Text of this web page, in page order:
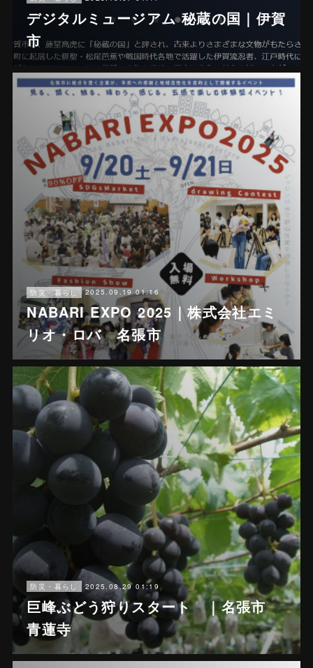
デジタルミュージアム 秘蔵の国｜伊賀
市
防災・暮らし 2025.09.19 01:16
NABARI EXPO 2025｜株式会社エミ
リオ・ロバ 名張市
防災・暮らし 2025.08.29 01:19
巨峰ぶどう狩りスタート ｜名張市
青蓮寺